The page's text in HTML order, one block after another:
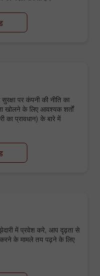
पर कंपनी की नीति का
खोलने के लिए आवश्यक शर्तों
का प्रावधान) के बारे में
में प्रवेश करे, आप दृढ़ता से
करने के मामले तय पढ़ने के लिए